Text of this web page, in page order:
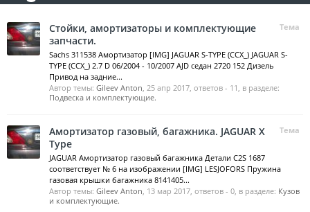
Тема
Стойки, амортизаторы и комплектующие
запчасти.
Sachs 311538 Амортизатор [IMG] JAGUAR S-TYPE (CCX_) JAGUAR S-
TYPE (CCX_) 2.7 D 06/2004 - 10/2007 AJD седан 2720 152 Дизель
Привод на задние...
Автор темы: Gileev Anton, 25 апр 2017, ответов - 11, в разделе:
Подвеска и комплектующие.
Тема
Амортизатор газовый, багажника. JAGUAR X
Type
JAGUAR Амортизатор газовый багажника Детали C2S 1687
соответствует № 6 на изображении [IMG] LESJOFORS Пружина
газовая крышки багажника 8141405...
Автор темы: Gileev Anton, 13 мар 2017, ответов - 0, в разделе: Кузов
и комплектующие.